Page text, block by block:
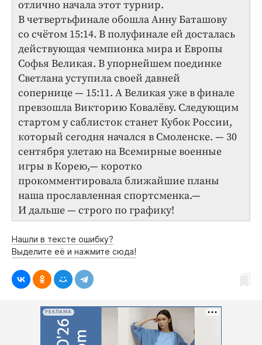
отлично начала этот турнир.
В четвертьфинале обошла Анну Баташову
со счётом 15:14. В полуфинале ей досталась
действующая чемпионка мира и Европы
Софья Великая. В упорнейшем поединке
Светлана уступила своей давней
сопернице — 15:11. А Великая уже в финале
превзошла Викторию Ковалёву. Следующим
стартом у саблисток станет Кубок России,
который сегодня начался в Смоленске. — 30
сентября улетаю на Всемирные военные
игры в Корею,— коротко
прокомментировала ближайшие планы
наша прославленная спортсменка.—
И дальше — строго по графику!
Нашли в тексте ошибку?
Выделите её и нажмите сюда!
РЕКЛАМА